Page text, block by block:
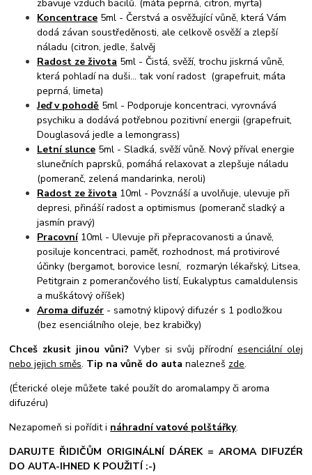
zbavuje vzduch bacilů. (máta peprná, citron, myrta)
Koncentrace 5ml - Čerstvá a osvěžující vůně, která Vám
dodá závan soustředěnosti, ale celkově osvěží a zlepší
náladu (citron, jedle, šalvěj
Radost ze života 5ml - Čistá, svěží, trochu jiskrná vůně,
která pohladí na duši... tak voní radost (grapefruit, máta
peprná, limeta)
Jeď v pohodě 5ml - Podporuje koncentraci, vyrovnává
psychiku a dodává potřebnou pozitivní energii (grapefruit,
Douglasová jedle a lemongrass)
Letní slunce 5ml - Sladká, svěží vůně. Nový příval energie
slunečních paprsků, pomáhá relaxovat a zlepšuje náladu
(pomeranč, zelená mandarinka, neroli)
Radost ze života 10ml - Povznáší a uvolňuje, ulevuje při
depresi, přináší radost a optimismus (pomeranč sladký a
jasmín pravý)
Pracovní10ml - Ulevuje při přepracovanosti a únavě,
posiluje koncentraci, paměť, rozhodnost, má protivirové
účinky (bergamot, borovice lesní, rozmarýn lékařský, Litsea,
Petitgrain z pomerančového listí, Eukalyptus camaldulensis
a muškátový oříšek)
Aroma difuzér - samotný klipový difuzér s 1 podložkou
(bez esenciálního oleje, bez krabičky)
Chceš zkusit jinou vůni? Vyber si svůj přírodní esenciální olej
nebo jejich směs. Tip na vůně do autanalezneš zde.
(Éterické oleje můžete také použít do aromalampy či aroma
difuzéru)
Nezapomeň si pořídit i náhradní vatové polštářky.
DARUJTE ŘIDIČŮM ORIGINÁLNÍ DÁREK = AROMA DIFUZÉR
DO AUTA-IHNED K POUŽITÍ :-)